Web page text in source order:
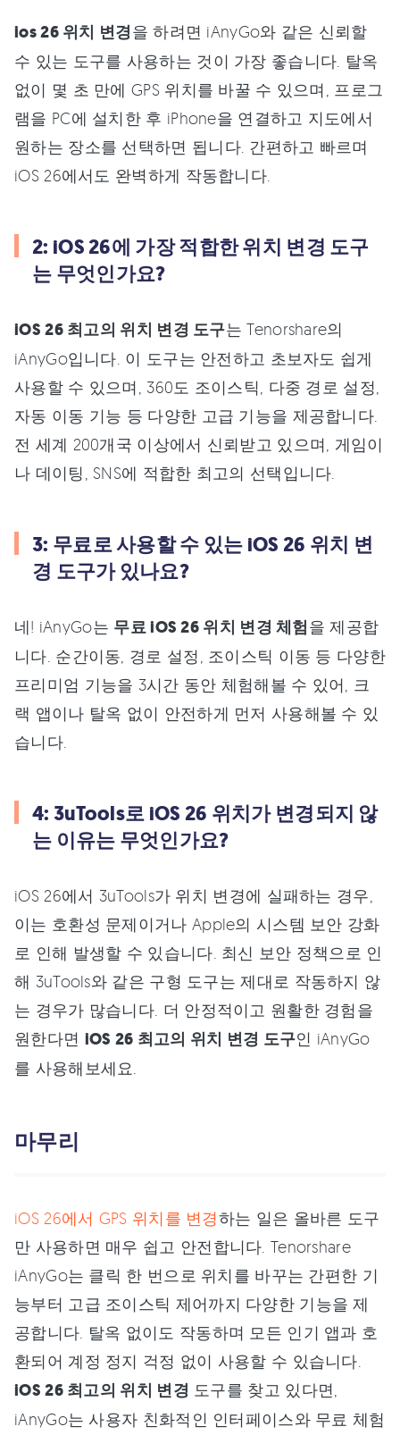
ios 26 위치 변경을 하려면 iAnyGo와 같은 신뢰할
수 있는 도구를 사용하는 것이 가장 좋습니다. 탈옥
없이 몇 초 만에 GPS 위치를 바꿀 수 있으며, 프로그
램을 PC에 설치한 후 iPhone을 연결하고 지도에서
원하는 장소를 선택하면 됩니다. 간편하고 빠르며
iOS 26에서도 완벽하게 작동합니다.
2: iOS 26에 가장 적합한 위치 변경 도구
는 무엇인가요?
iOS 26 최고의 위치 변경 도구는 Tenorshare의
iAnyGo입니다. 이 도구는 안전하고 초보자도 쉽게
사용할 수 있으며, 360도 조이스틱, 다중 경로 설정,
자동 이동 기능 등 다양한 고급 기능을 제공합니다.
전 세계 200개국 이상에서 신뢰받고 있으며, 게임이
나 데이팅, SNS에 적합한 최고의 선택입니다.
3: 무료로 사용할 수 있는 iOS 26 위치 변
경 도구가 있나요?
네! iAnyGo는 무료 iOS 26 위치 변경 체험을 제공합
니다. 순간이동, 경로 설정, 조이스틱 이동 등 다양한
프리미엄 기능을 3시간 동안 체험해볼 수 있어, 크
랙 앱이나 탈옥 없이 안전하게 먼저 사용해볼 수 있
습니다.
4: 3uTools로 iOS 26 위치가 변경되지 않
는 이유는 무엇인가요?
iOS 26에서 3uTools가 위치 변경에 실패하는 경우,
이는 호환성 문제이거나 Apple의 시스템 보안 강화
로 인해 발생할 수 있습니다. 최신 보안 정책으로 인
해 3uTools와 같은 구형 도구는 제대로 작동하지 않
는 경우가 많습니다. 더 안정적이고 원활한 경험을
원한다면 iOS 26 최고의 위치 변경 도구인 iAnyGo
를 사용해보세요.
마무리
iOS 26에서 GPS 위치를 변경하는 일은 올바른 도구
만 사용하면 매우 쉽고 안전합니다. Tenorshare
iAnyGo는 클릭 한 번으로 위치를 바꾸는 간편한 기
능부터 고급 조이스틱 제어까지 다양한 기능을 제
공합니다. 탈옥 없이도 작동하며 모든 인기 앱과 호
환되어 계정 정지 걱정 없이 사용할 수 있습니다.
iOS 26 최고의 위치 변경 도구를 찾고 있다면,
iAnyGo는 사용자 친화적인 인터페이스와 무료 체험